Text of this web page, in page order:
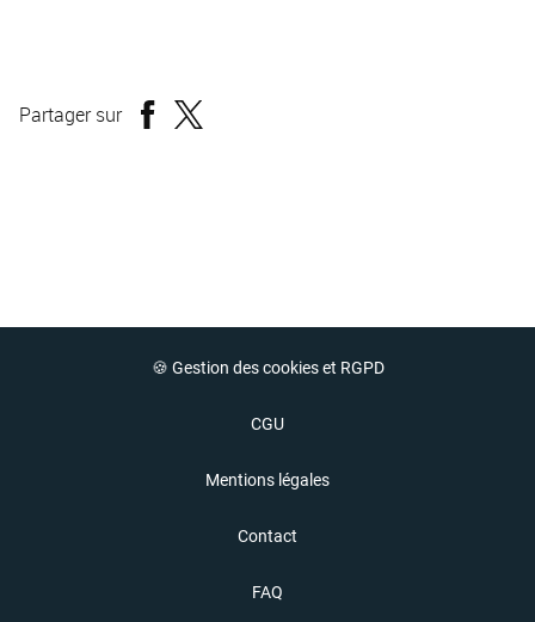
Partager sur
🍪 Gestion des cookies et RGPD
CGU
Mentions légales
Contact
FAQ